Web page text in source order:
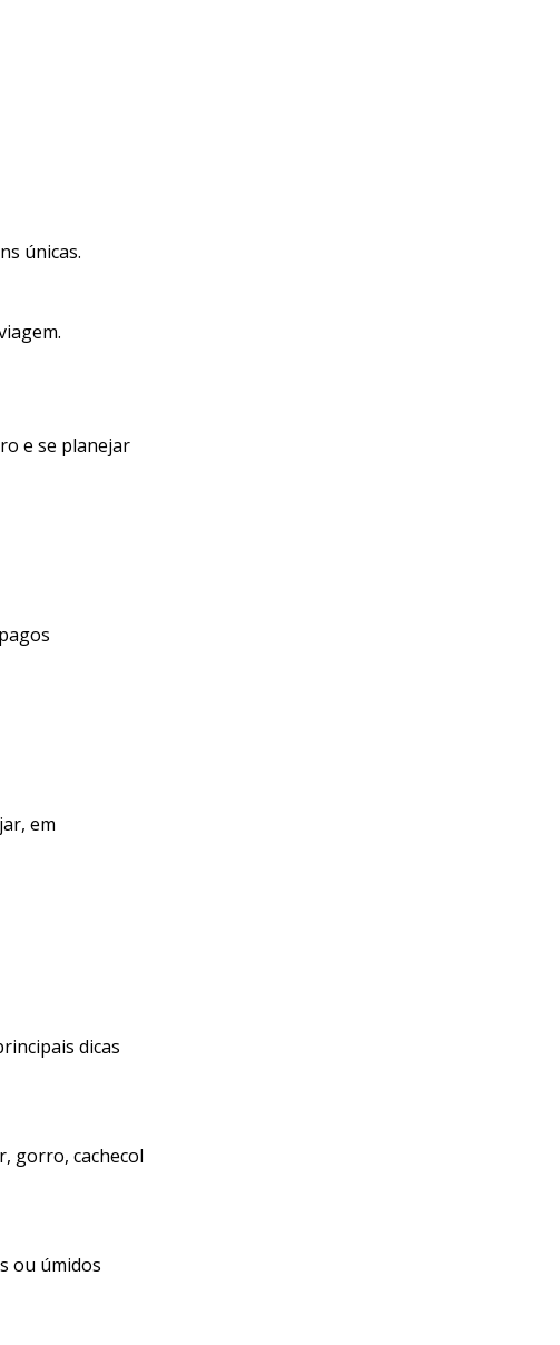
únicas.
e se planejar
em
dicas
gorro, cachecol
ou úmidos